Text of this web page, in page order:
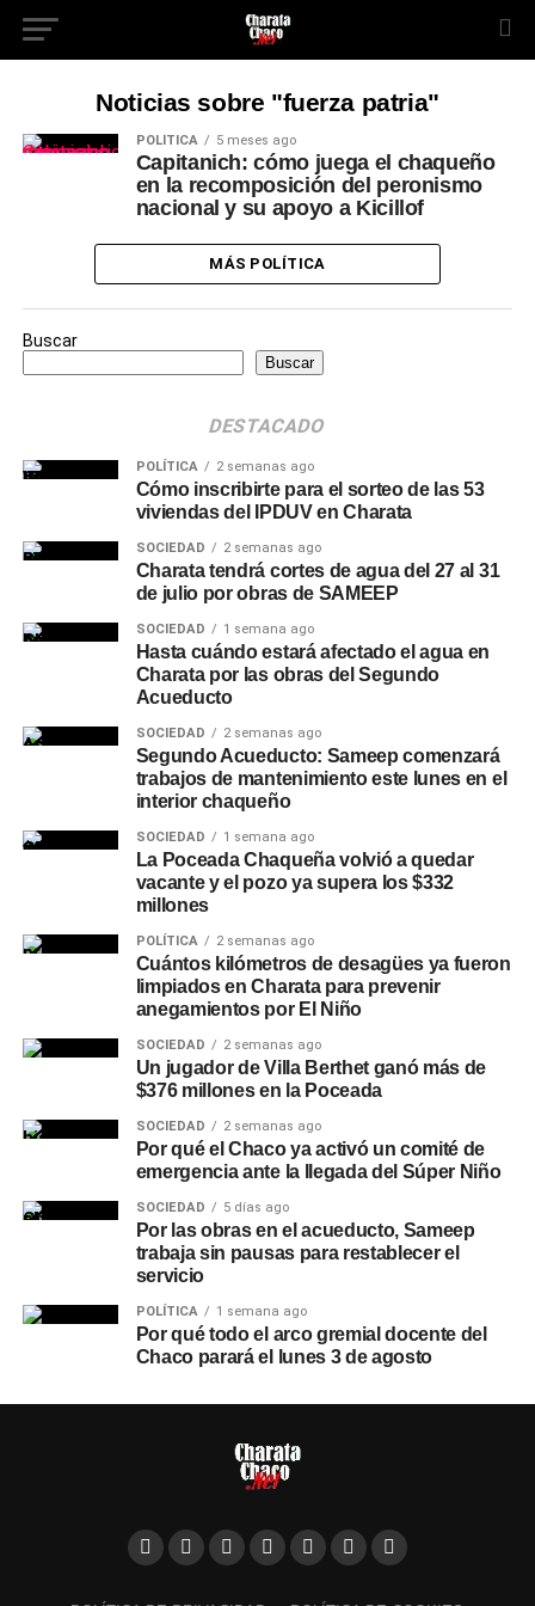
Noticias sobre "fuerza patria"
POLÍTICA 5 meses ago
Capitanich: cómo juega el chaqueño
en la recomposición del peronismo
nacional y su apoyo a Kicillof
MÁS POLÍTICA
Buscar
Buscar
DESTACADO
POLÍTICA 2 semanas ago
Cómo inscribirte para el sorteo de las 53
viviendas del IPDUV en Charata
SOCIEDAD 2 semanas ago
Charata tendrá cortes de agua del 27 al 31
de julio por obras de SAMEEP
SOCIEDAD 1 semana ago
Hasta cuándo estará afectado el agua en
Charata por las obras del Segundo
Acueducto
SOCIEDAD 2 semanas ago
Segundo Acueducto: Sameep comenzará
trabajos de mantenimiento este lunes en el
interior chaqueño
SOCIEDAD 1 semana ago
La Poceada Chaqueña volvió a quedar
vacante y el pozo ya supera los $332
millones
POLÍTICA 2 semanas ago
Cuántos kilómetros de desagües ya fueron
limpiados en Charata para prevenir
anegamientos por El Niño
SOCIEDAD 2 semanas ago
Un jugador de Villa Berthet ganó más de
$376 millones en la Poceada
SOCIEDAD 2 semanas ago
Por qué el Chaco ya activó un comité de
emergencia ante la llegada del Súper Niño
SOCIEDAD 5 días ago
Por las obras en el acueducto, Sameep
trabaja sin pausas para restablecer el
servicio
POLÍTICA 1 semana ago
Por qué todo el arco gremial docente del
Chaco parará el lunes 3 de agosto